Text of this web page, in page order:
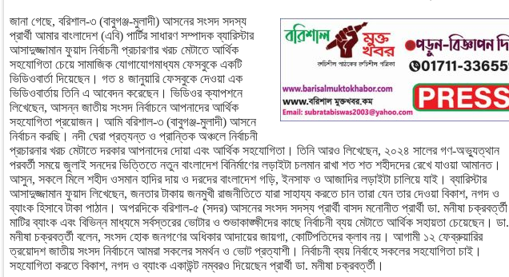
জানা গেছে, বরিশাল-৩ (বাবুগঞ্জ-মুলাদী) আসনের সংসদ সদস্য
প্রার্থী আমার বাংলাদেশ (এবি) পার্টির সাধারণ সম্পাদক ব্যারিস্টার
আসাদুজ্জামান ফুয়াদ নির্বাচনী প্রচারণার খরচ মেটাতে আর্থিক
সহযোগিতা চেয়ে সামাজিক যোগাযোগমাধ্যম ফেসবুকে একটি
ভিডিওবার্তা দিয়েছেন। গত ৪ জানুয়ারি ফেসবুকে দেওয়া এক
ভিডিওবার্তায় তিনি এ আবেদন করেছেন। ভিডিওর ক্যাপশনে
লিখেছেন, আসন্ন জাতীয় সংসদ নির্বাচনে আপনাদের আর্থিক
সহযোগিতা প্রয়োজন। আমি বরিশাল-৩ (বাবুগঞ্জ-মুলাদী) আসনে
নির্বাচন করছি। নদী ঘেরা প্রত‍্যন্ত ও প্রান্তিক অঞ্চলে নির্বাচনী
প্রচারনার খরচ মেটাতে দরকার আপনাদের দোয়া এবং আর্থিক সহযোগিতা। তিনি আরও লিখেছেন, ২০২৪ সালের গণ-অভ্যুত্থান
পরবর্তী সময়ে জুলাই সনদের ভিত্তিতে নতুন বাংলাদেশ বিনির্মাণের লড়াইটা চলমান রাখা শত শত শহীদদের রেখে যাওয়া আমানত।
আসুন, সকলে মিলে শহীদ ওসমান হাদির দায় ও দরদের বাংলাদেশ গড়ি, ইনসাফ ও আজাদির লড়াইটা চালিয়ে যাই। ব্যারিস্টার
আসাদুজ্জামান ফুয়াদ লিখেছেন, জনতার টাকায় জনমুখী রাজনীতিতে যারা সাহায্য করতে চান তারা যেন তার দেওয়া বিকাশ, নগদ ও
ব্যাংক হিসাবে টাকা পাঠান। অপরদিকে বরিশাল-৫ (সদর) আসনের সংসদ সদস্য প্রার্থী বাসদ মনোনীত প্রার্থী ডা. মনীষা চক্রবর্ত্তী
মাটির ব্যাংক এবং বিভিন্ন মাধ্যমে সর্বস্তরের ভোটার ও শুভাকাঙ্ক্ষীদের কাছে নির্বাচনী ব্যয় মেটাতে আর্থিক সহায়তা চেয়েছেন। ডা.
মনীষা চক্রবর্ত্তী বলেন, সংসদ হোক জনগণের অধিকার আদায়ের জায়গা, কোটিপতিদের ক্লাব নয়। আগামী ১২ ফেব্রুয়ারির
ত্রয়োদশ জাতীয় সংসদ নির্বাচনে আমরা সকলের সমর্থন ও ভোট প্রত্যাশী। নির্বাচনী ব্যয় নির্বাহে সকলের সহযোগিতা চাই।
সহযোগিতা করতে বিকাশ, নগদ ও ব্যাংক একাউন্ট নম্বরও দিয়েছেন প্রার্থী ডা. মনীষা চক্রবর্ত্তী।